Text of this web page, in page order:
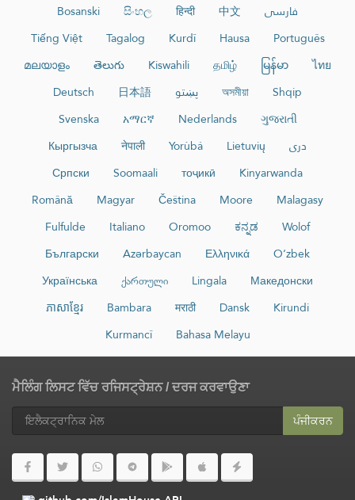
Bosanski
සිංහල हिन्दी 中文
فارسی
Tiếng Việt
Tagalog Kurdî Hausa
Português
മലയാളം
తెలుగు Kiswahili தமிழ் မြန်မာ
ไทย
Deutsch
日本語 پښتو অসমীয়া
Shqip
Svenska
አማርኛ Nederlands
ગુજરાતી
Кыргызча
नेपाली Yorùbá Lietuvių
دری
Српски
Soomaali тоҷикӣ
Kinyarwanda
Română
Magyar Čeština Moore
Malagasy
Fulfulde
Italiano Oromoo ಕನ್ನಡ
Wolof
Български
Azərbaycan Ελληνικά
O‘zbek
Українська
ქართული Lingala
Македонски
ភាសាខ្មែរ
Bambara मराठी Dansk
Kirundi
Kurmancî
Bahasa Melayu
ਮੈਲਿੰਗ ਲਿਸਟ ਵਿੱਚ ਰਜਿਸਟ੍ਰੇਸ਼ਨ / ਦਰਜ ਕਰਵਾਉਣਾ
ਪੰਜੀਕਰਨ